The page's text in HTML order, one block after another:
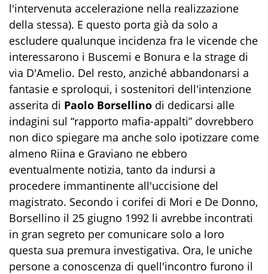
l'intervenuta accelerazione nella realizzazione
della stessa). E questo porta già da solo a
escludere qualunque incidenza fra le vicende che
interessarono i Buscemi e Bonura e la strage di
via D'Amelio. Del resto, anziché abbandonarsi a
fantasie e sproloqui, i sostenitori dell'intenzione
asserita di Paolo Borsellino di dedicarsi alle
indagini sul “rapporto mafia-appalti” dovrebbero
non dico spiegare ma anche solo ipotizzare come
almeno Riina e Graviano ne ebbero
eventualmente notizia, tanto da indursi a
procedere immantinente all'uccisione del
magistrato. Secondo i corifei di Mori e De Donno,
Borsellino il 25 giugno 1992 li avrebbe incontrati
in gran segreto per comunicare solo a loro
questa sua premura investigativa. Ora, le uniche
persone a conoscenza di quell'incontro furono il